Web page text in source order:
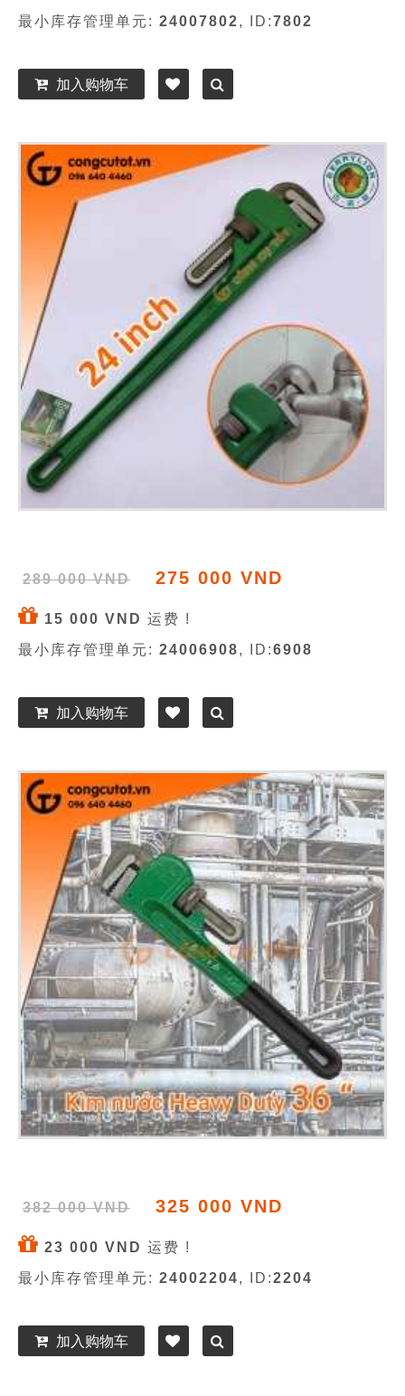
最小库存管理单元: 24007802, ID:7802
加入购物车
289 000 VND 275 000 VND
15 000 VND 运费 !
最小库存管理单元: 24006908, ID:6908
加入购物车
382 000 VND 325 000 VND
23 000 VND 运费 !
最小库存管理单元: 24002204, ID:2204
加入购物车